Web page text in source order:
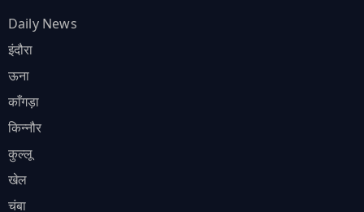
Daily News
इंदौरा
ऊना
काँगड़ा
किन्नौर
कुल्लू
खेल
चंबा